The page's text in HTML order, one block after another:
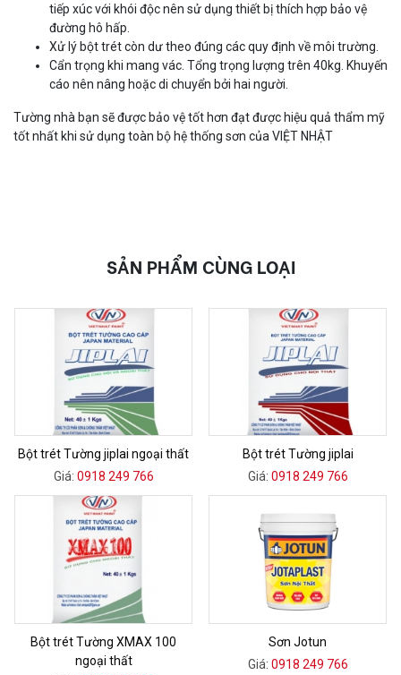
tiếp xúc với khói độc nên sử dụng thiết bị thích hợp bảo vệ
đường hô hấp.
Xử lý bột trét còn dư theo đúng các quy định về môi trường.
Cẩn trọng khi mang vác. Tổng trọng lượng trên 40kg. Khuyến
cáo nên nâng hoặc di chuyển bởi hai người.
Tường nhà bạn sẽ được bảo vệ tốt hơn đạt được hiệu quả thẩm mỹ
tốt nhất khi sử dụng toàn bộ hệ thống sơn của VIỆT NHẬT
SẢN PHẨM CÙNG LOẠI
Bột trét Tường jiplai ngoại thất
Giá: 0918 249 766
Bột trét Tường jiplai
Giá: 0918 249 766
Bột trét Tường XMAX 100
ngoại thất
Sơn Jotun
Giá: 0918 249 766